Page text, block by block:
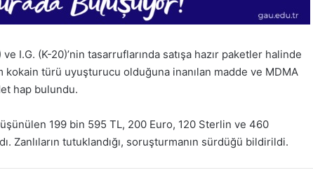
I.G. (K-20)’nin tasarruflarında satışa hazır paketler halinde
türü uyuşturucu olduğuna inanılan madde ve MDMA
hap bulundu.
199 bin 595 TL, 200 Euro, 120 Sterlin ve 460
Zanlıların tutuklandığı, soruşturmanın sürdüğü bildirildi.